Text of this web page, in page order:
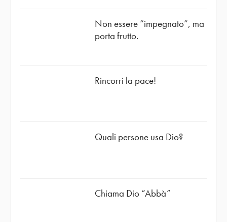
Non essere “impegnato”, ma
porta frutto.
Rincorri la pace!
Quali persone usa Dio?
Chiama Dio “Abbà”